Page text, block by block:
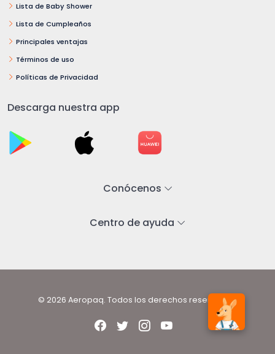
Lista de Baby Shower
Lista de Cumpleaños
Principales ventajas
Términos de uso
Políticas de Privacidad
Descarga nuestra app
Conócenos
Centro de ayuda
© 2026 Aeropaq. Todos los derechos reservados.